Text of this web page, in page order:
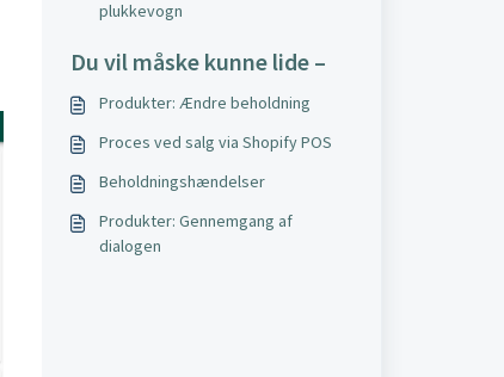
plukkevogn
Du vil måske kunne lide –
Produkter: Ændre beholdning
Proces ved salg via Shopify POS
Beholdningshændelser
Produkter: Gennemgang af
dialogen